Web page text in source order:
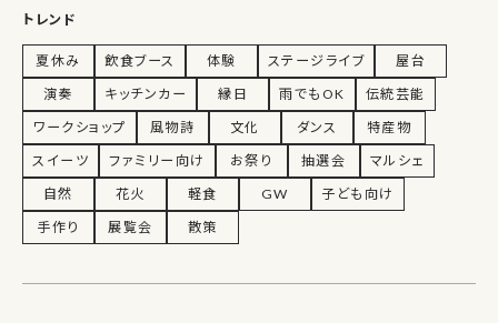
トレンド
夏休み 飲食ブース 体験 ステージライブ
屋台
演奏
キッチンカー 縁日 雨でもOK
伝統芸能
ワークショップ
風物詩 文化 ダンス
特産物
スイーツ
ファミリー向け お祭り 抽選会
マルシェ
自然
花火 軽食 GW
子ども向け
手作り
展覧会 散策